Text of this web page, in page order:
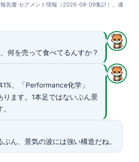
告書 セグメント情報（2026-08-09集計）。連
何を売って食べてるんすか？
、「Performance化学」
ります。1本足ではないぶん景
ん、景気の波には強い構造だね。